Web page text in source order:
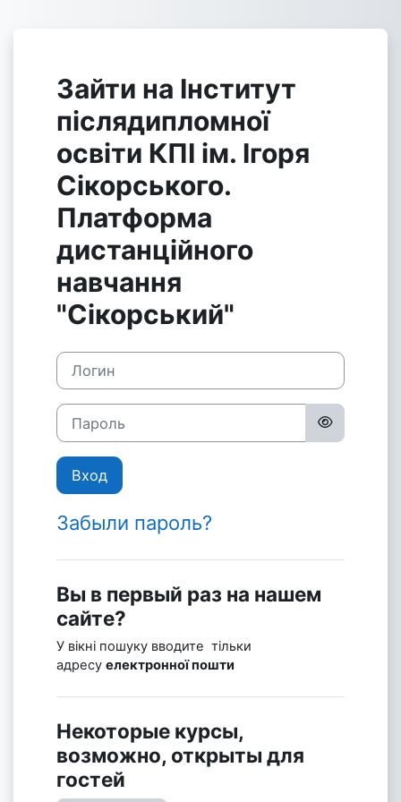
Зайти на Інститут
післядипломної
освіти КПІ ім. Ігоря
Сікорського.
Платформа
дистанційного
навчання
"Сікорський"
Логин
Пароль
Вход
Забыли пароль?
Вы в первый раз на нашем
сайте?
У вікні пошуку вводите тільки
адресу електронної пошти
Некоторые курсы,
возможно, открыты для
гостей